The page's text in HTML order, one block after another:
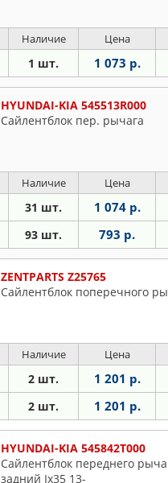
Наличие Цена
1 шт. 1 073 р.
HYUNDAI-KIA 545513R000
Сайлентблок пер. рычага
Наличие Цена
31 шт. 1 074 р.
93 шт. 793 р.
ZENTPARTS Z25765
Сайлентблок поперечного
Наличие Цена
2 шт. 1 201 р.
2 шт. 1 201 р.
HYUNDAI-KIA 545842T000
Сайлентблок переднего
задний Ix35 13-